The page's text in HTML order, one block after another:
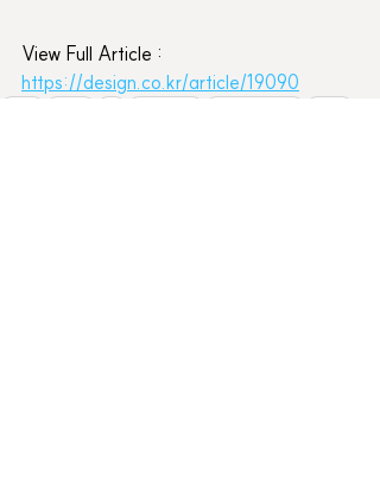
View Full Article :
https://design.co.kr/article/19090